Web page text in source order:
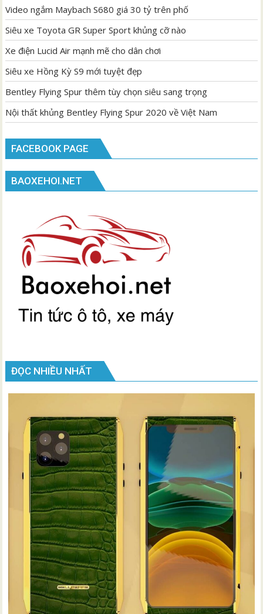
Video ngắm Maybach S680 giá 30 tỷ trên phố
Siêu xe Toyota GR Super Sport khủng cỡ nào
Xe điện Lucid Air mạnh mẽ cho dân chơi
Siêu xe Hồng Kỳ S9 mới tuyệt đẹp
Bentley Flying Spur thêm tùy chọn siêu sang trọng
Nội thất khủng Bentley Flying Spur 2020 về Việt Nam
FACEBOOK PAGE
BAOXEHOI.NET
ĐỌC NHIỀU NHẤT